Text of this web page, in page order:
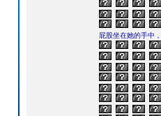
屁股坐在她的手中